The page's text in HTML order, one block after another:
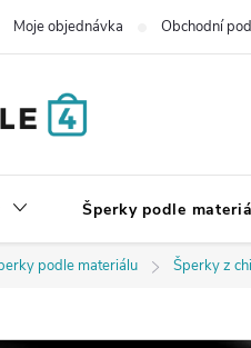
Moje objednávka Obchodní
Šperky podle
podle materiálu Šperky z